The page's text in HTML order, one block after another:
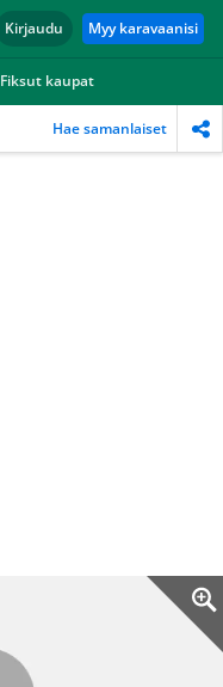
Kirjaudu Myy karavaanisi
Fiksut kaupat
Hae samanlaiset